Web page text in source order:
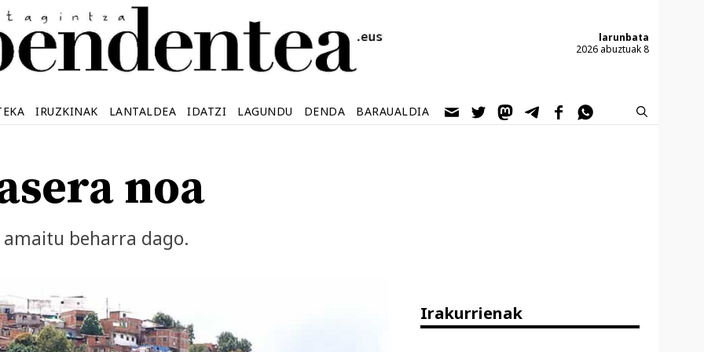
larunbata
2026 abuztuak 8
IRUZKINAK LANTALDEA IDATZI LAGUNDU DENDA BARAUALDIA
noa
amaitu beharra dago.
Irakurrienak